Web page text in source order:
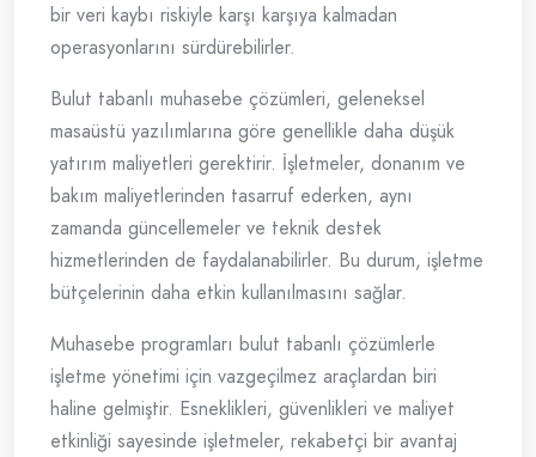
bir veri kaybı riskiyle karşı karşıya kalmadan
operasyonlarını sürdürebilirler.
Bulut tabanlı muhasebe çözümleri, geleneksel
masaüstü yazılımlarına göre genellikle daha düşük
yatırım maliyetleri gerektirir. İşletmeler, donanım ve
bakım maliyetlerinden tasarruf ederken, aynı
zamanda güncellemeler ve teknik destek
hizmetlerinden de faydalanabilirler. Bu durum, işletme
bütçelerinin daha etkin kullanılmasını sağlar.
Muhasebe programları bulut tabanlı çözümlerle
işletme yönetimi için vazgeçilmez araçlardan biri
haline gelmiştir. Esneklikleri, güvenlikleri ve maliyet
etkinliği sayesinde işletmeler, rekabetçi bir avantaj